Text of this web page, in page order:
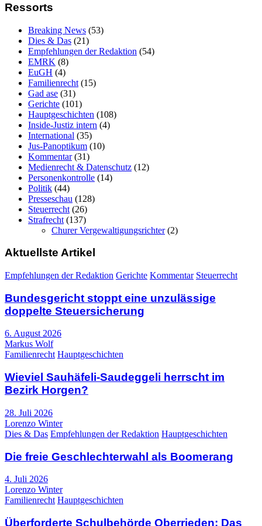
Ressorts
Breaking News (53)
Dies & Das (21)
Empfehlungen der Redaktion (54)
EMRK (8)
EuGH (4)
Familienrecht (15)
Gad ase (31)
Gerichte (101)
Hauptgeschichten (108)
Inside-Justiz intern (4)
International (35)
Jus-Panoptikum (10)
Kommentar(31)
Medienrecht & Datenschutz (12)
Personenkontrolle (14)
Politik (44)
Presseschau (128)
Steuerrecht (26)
Strafrecht (137)
Churer Vergewaltigungsrichter(2)
Aktuellste Artikel
Empfehlungen der Redaktion Gerichte Kommentar Steuerrecht
Bundesgericht stoppt eine unzulässige
doppelte Steuersicherung
6. August 2026
Markus Wolf
Familienrecht Hauptgeschichten
Wieviel Sauhäfeli-Saudeggeli herrscht im
Bezirk Horgen?
28. Juli 2026
Lorenzo Winter
Dies & Das Empfehlungen der Redaktion Hauptgeschichten
Die freie Geschlechterwahl als Boomerang
4. Juli 2026
Lorenzo Winter
Familienrecht Hauptgeschichten
Überforderte Schulbehörde Oberrieden: Das